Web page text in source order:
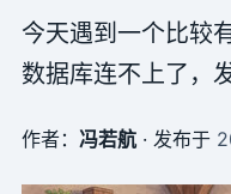
今天遇到一个比较
数据库连不上了，
作者： 冯若航· 发布于